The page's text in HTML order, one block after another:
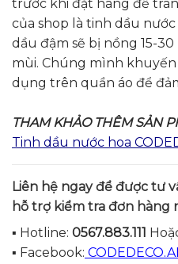
trước khi đặt hàng để
của shop là tinh dầu
dầu đậm sẽ bị nồng 15-
mùi. Chúng mình
dụng trên quần áo để
THAM KHẢO THÊM SẢN
Tinh dầu nước hoa
Liên hệ ngay để được tư
hỗ trợ kiểm tra đơn hàng
▪️ Hotline: 0567.883.111
▪️ Facebook: